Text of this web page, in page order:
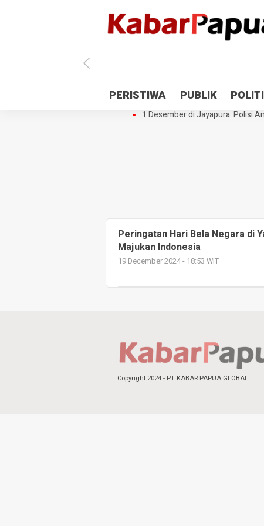
PERISTIWA PUBLIK
Antisipasi 1 Desember, TNI Polri
Gedung Perpustakaan SMPN 5
1 Desember di Jayapura: Polisi
Peringatan Hari Bela Negara di
Majukan Indonesia
19 December 2024 - 18:53 WIT
Copyright 2024 - PT KABAR PAPUA GLOBAL